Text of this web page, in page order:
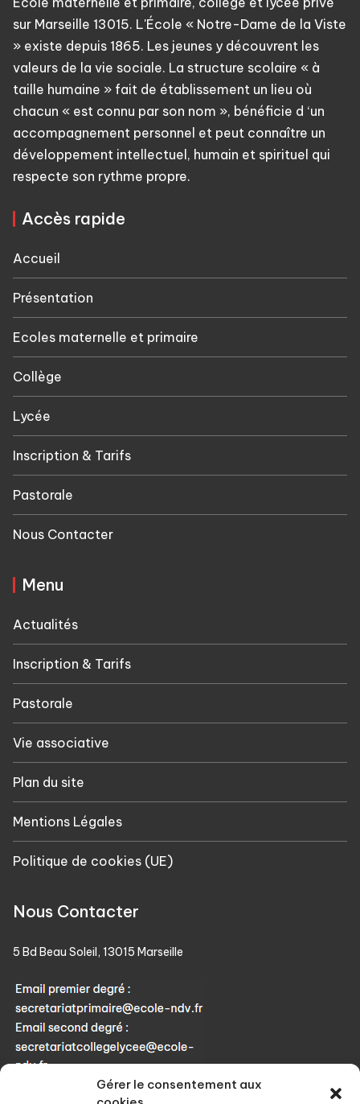
Gérer le consentement aux
sur Marseille 13015. L'École « Notre-Dame de la Viste
» existe depuis 1865. Les jeunes y découvrent les
valeurs de la vie sociale. La structure scolaire « à
taille humaine » fait de établissement un lieu où
chacun « est connu par son nom », bénéficie d ‘un
accompagnement personnel et peut connaître un
développement intellectuel, humain et spirituel qui
respecte son rythme propre.
Accès rapide
Accueil
Présentation
Ecoles maternelle et primaire
Collège
Lycée
Inscription & Tarifs
Pastorale
Nous Contacter
Menu
Actualités
Inscription & Tarifs
Pastorale
Vie associative
Plan du site
Mentions Légales
Politique de cookies (UE)
Nous Contacter
5 Bd Beau Soleil, 13015 Marseille
Téléphone : 04 91 60 90 57